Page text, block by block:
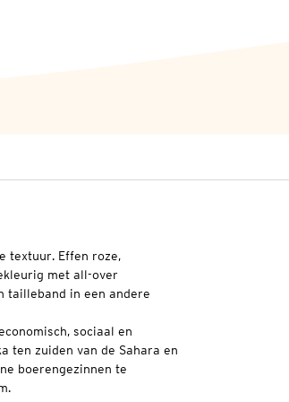
textuur. Effen roze,
met all-over
tailleband in een andere
sociaal en
ten zuiden van de Sahara en
boerengezinnen te